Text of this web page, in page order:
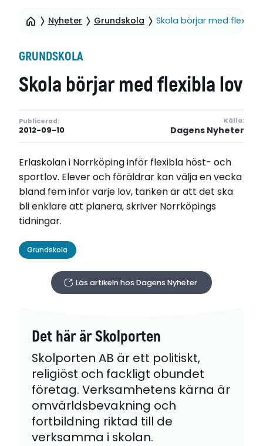
Nyheter Grundskola Skola börjar med flexibla
GRUNDSKOLA
Skola börjar med flexibla lov
Publicerad:
2012-09-10
Källa:
Dagens Nyheter
Erlaskolan i Norrköping inför flexibla höst- och
sportlov. Elever och föräldrar kan välja en vecka
bland fem inför varje lov, tanken är att det ska
bli enklare att planera, skriver Norrköpings
tidningar.
Grundskola
Läs artikeln hos Dagens Nyheter
Det här är Skolporten
Skolporten AB är ett politiskt,
religiöst och fackligt obundet
företag. Verksamhetens kärna är
omvärldsbevakning och
fortbildning riktad till de
verksamma i skolan.